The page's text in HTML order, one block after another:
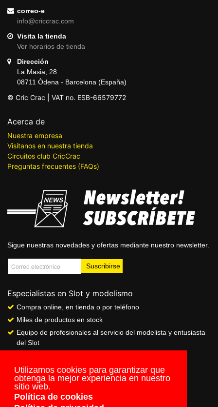
Utilizamos cookies para garantizar que
obtenga la mejor experiencia en nuestro
sitio web.
Política de cookies
correo-e
info@criccrac.com
Visita la tienda
Ver horarios de tienda
Dirección
La Masia, 28
08711 Òdena - Barcelona (España)
© Cric Crac | VAT no. ESB-66579772
Acerca de
Nuestra empresa
Visítanos en nuestra tienda
Circuitos club CricCrac
Preguntas frecuentes (FAQs)
Sigue nuestras novedades y ofertas mediante nuestro newsletter.
Especialistas en Slot y modelismo
Compra online, en tienda o por teléfono
Miles de productos en stock
Equipo de profesionales al servicio del modelista y entusiasta
del Slot
Servicio de pago seguro online
Envios a todo el mundo